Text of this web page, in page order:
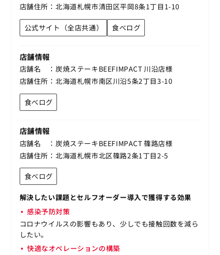
店舗住所
北海道札幌市清田区平岡8条1丁目1-10
公式サイト（全店共通） 食べログ
店舗情報
店舗名
炭焼ステーキBEEFIMPACT 川沿店様
店舗住所
北海道札幌市南区川沿5条2丁目3-10
食べログ
店舗情報
店舗名
炭焼ステーキBEEFIMPACT 篠路店様
店舗住所
北海道札幌市北区篠路2条1丁目2-5
食べログ
解決したい課題とセルフオーダー導入で獲得する効果
感染予防対策
コロナウイルスの影響もあり、少しでも接触回数を減ら
したい。
快適なオペレーションの構築